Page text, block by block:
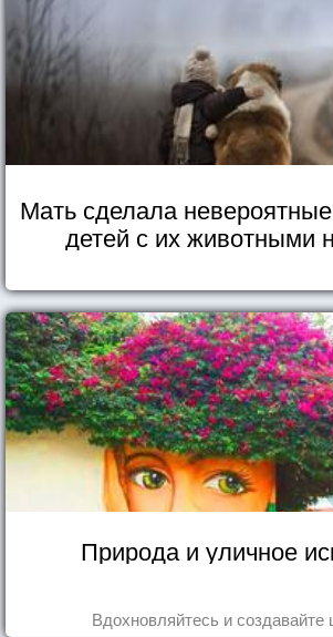
Мать сделала
детей с их животными
Природа и уличное
Вдохновляйтесь и